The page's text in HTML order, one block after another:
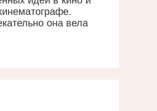
она вела